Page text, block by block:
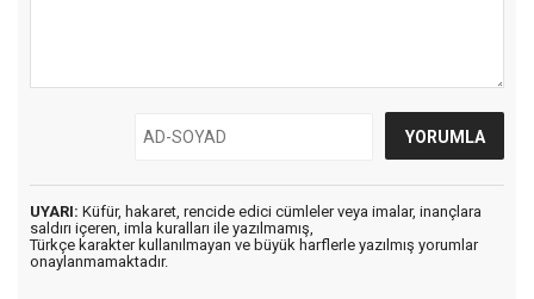
UYARI: Küfür, hakaret, rencide edici cümleler veya imalar, inançlara
saldırı içeren, imla kuralları ile yazılmamış,
Türkçe karakter kullanılmayan ve büyük harflerle yazılmış yorumlar
onaylanmamaktadır.